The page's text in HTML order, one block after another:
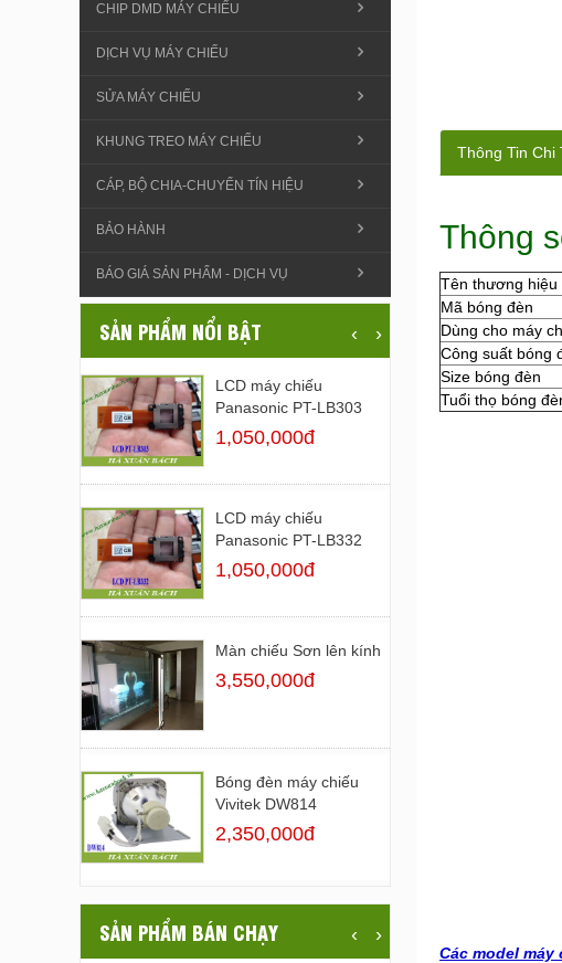
Thông Tin Chi
Thông
Tên thương hiệu
Mã bóng đèn
Dùng cho máy
Công suất bóng
Size bóng đèn
Tuổi thọ bóng
Các model máy
CHIP DMD MÁY CHIẾU
DỊCH VỤ MÁY CHIẾU
SỬA MÁY CHIẾU
KHUNG TREO MÁY CHIẾU
CÁP, BỘ CHIA-CHUYỂN TÍN HIỆU
BẢO HÀNH
BÁO GIÁ SẢN PHẨM - DỊCH VỤ
SẢN PHẨM NỔI BẬT ‹ ›
LCD máy chiếu
Panasonic PT-LB303
1,050,000đ
LCD máy chiếu
Panasonic PT-LB332
1,050,000đ
Màn chiếu Sơn lên kính
3,550,000đ
Bóng đèn máy chiếu
Vivitek DW814
2,350,000đ
SẢN PHẨM BÁN CHẠY ‹ ›